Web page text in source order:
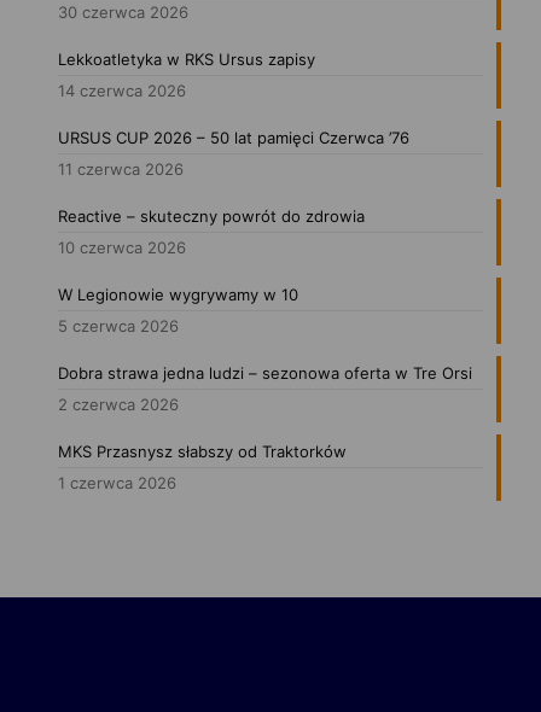
30 czerwca 2026
Lekkoatletyka w RKS Ursus zapisy
14 czerwca 2026
URSUS CUP 2026 – 50 lat pamięci Czerwca ’76
11 czerwca 2026
Reactive – skuteczny powrót do zdrowia
10 czerwca 2026
W Legionowie wygrywamy w 10
5 czerwca 2026
Dobra strawa jedna ludzi – sezonowa oferta w Tre Orsi
2 czerwca 2026
MKS Przasnysz słabszy od Traktorków
1 czerwca 2026